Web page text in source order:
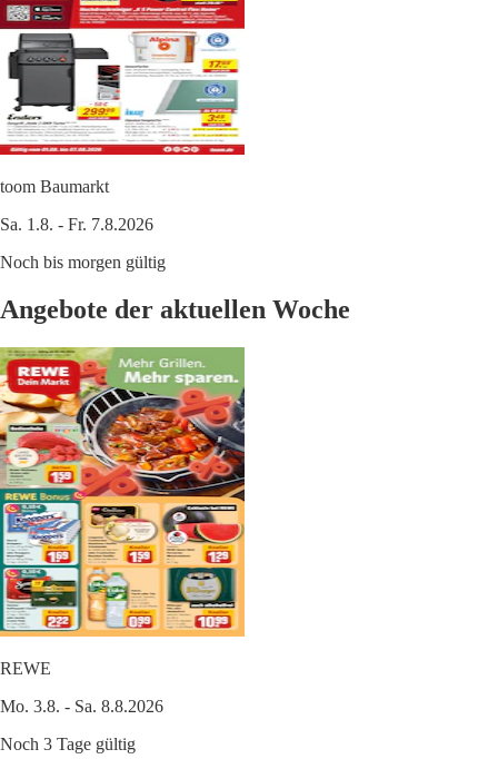
toom Baumarkt
Sa. 1.8. - Fr. 7.8.2026
Noch bis morgen gültig
Angebote der aktuellen Woche
REWE
Mo. 3.8. - Sa. 8.8.2026
Noch 3 Tage gültig